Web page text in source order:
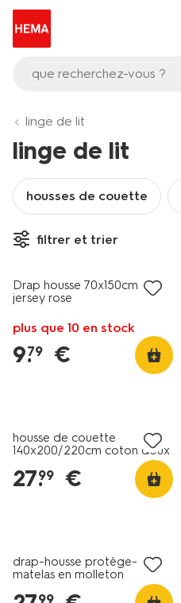
que recherchez-vous ?
linge de lit
linge de lit
housses de couette
filtrer et trier
Drap housse 70x150cm
jersey rose
plus que 10 en stock
9.
79 €
housse de couette
140x200/220cm coton doux
27.
99 €
drap-housse protège-
matelas en molleton
imperméable 70x150cm
99